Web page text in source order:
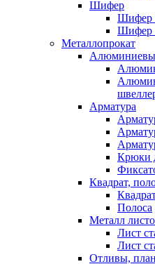
Шифер
Шифер
Шифер
Металлопрокат
Арматура
Крюки
Квадрат,
Полоса
Металл
Лист
Лист
Отливы,